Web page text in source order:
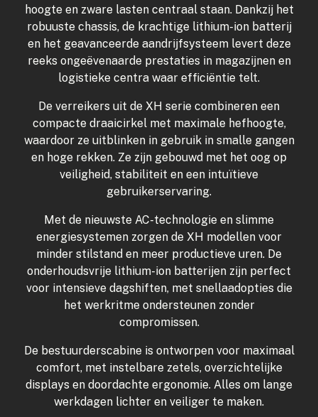
hoogte en zware lasten centraal staan. Dankzij het
robuuste chassis, de krachtige lithium-ion batterij
en het geavanceerde aandrijfsysteem levert deze
reeks ongeëvenaarde prestaties in magazijnen en
logistieke centra waar efficiëntie telt.
De verreikers uit de XH serie combineren een
compacte draaicirkel met maximale hefhoogte,
waardoor ze uitblinken in gebruik in smalle gangen
en hoge rekken. Ze zijn gebouwd met het oog op
veiligheid, stabiliteit en een intuïtieve
gebruikerservaring.
Met de nieuwste AC-technologie en slimme
energiesystemen zorgen de XH modellen voor
minder stilstand en meer productieve uren. De
onderhoudsvrije lithium-ion batterijen zijn perfect
voor intensieve dagshiften, met snellaadopties die
het werkritme ondersteunen zonder
compromissen.
De bestuurderscabine is ontworpen voor maximaal
comfort, met instelbare zetels, overzichtelijke
displays en doordachte ergonomie. Alles om lange
werkdagen lichter en veiliger te maken.